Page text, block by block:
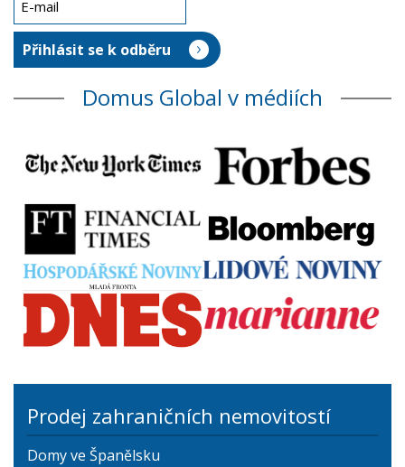
Domus Global v médiích
Prodej zahraničních nemovitostí
Domy ve Španělsku